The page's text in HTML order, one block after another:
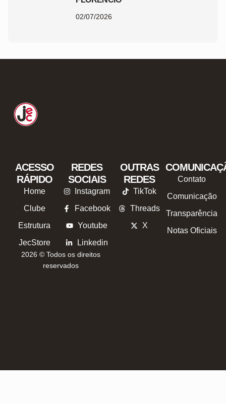
02/07/2026
ACESSO
RÁPIDO
Home
Clube
Estrutura
JecStore
REDES
SOCIAIS
Instagram
Facebook
Youtube
Linkedin
OUTRAS
REDES
TikTok
Threads
X
Contato
Comunicação
Transparência
Notas Oficiais
2026 © Todos os direitos
reservados